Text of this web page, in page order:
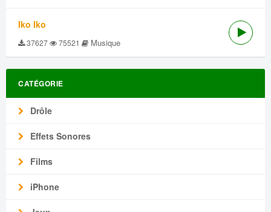
Iko Iko
37627 75521 Musique
CATÉGORIE
Drôle
Effets Sonores
Films
iPhone